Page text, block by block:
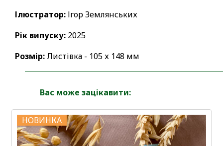
Ілюстратор: Ігор Землянських
Рік випуску: 2025
Розмір:Листівка - 105 х 148 мм
Вас може зацікавити:
НОВИНКА